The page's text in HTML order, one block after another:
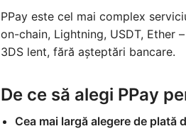
PPay este cel mai complex
on-chain, Lightning, USDT, Ether
3DS lent, fără așteptări bancare.
De ce să alegi PPay
Cea mai largă alegere de plată